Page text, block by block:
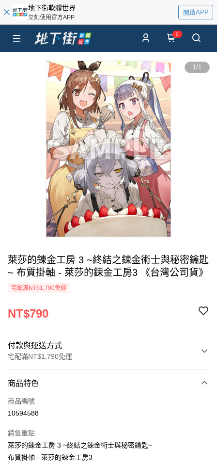
地下街軟體世界
立刻使用官方APP
開啟APP
0
1/1
萊莎的鍊金工房 3 ~終結之鍊金術士與秘密鑰匙
~ 布質掛軸 - 萊莎的鍊金工房3 《台灣公司貨》
宅配滿NT$1,790免運
NT$790
付款與運送方式
宅配滿NT$1,790免運
信用卡一次付款
LINE Pay
街口支付
悠遊付
商品特色
商品編號
10594588
銷售重點
萊莎的鍊金工房 3 ~終結之鍊金術士與秘密鑰匙~
布質掛軸 - 萊莎的鍊金工房3